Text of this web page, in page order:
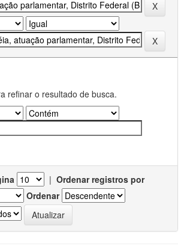
refinar o resultado de busca.
| Ordenar registros por
Ordenar